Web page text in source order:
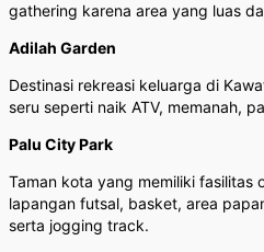
gathering karena area yang luas
Adilah Garden
Destinasi rekreasi keluarga di
seru seperti naik ATV, memanah,
Palu City Park
Taman kota yang memiliki fasilitas
lapangan futsal, basket, area
serta jogging track.